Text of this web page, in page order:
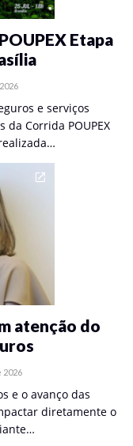
Etapa
e serviços
Corrida POUPEX
atenção do
2026
e o avanço das
diretamente o